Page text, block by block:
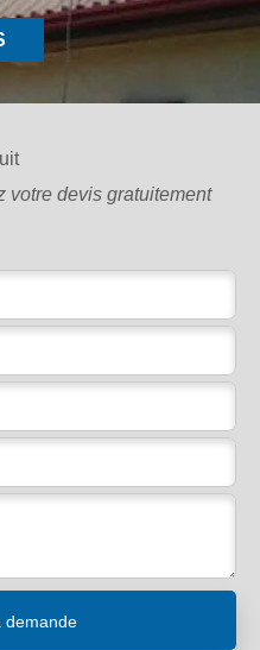
votre devis gratuitement